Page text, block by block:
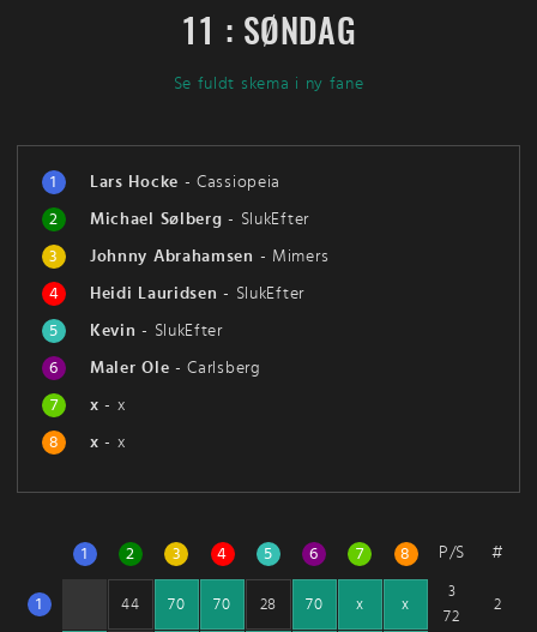
11 : SØNDAG
Se fuldt skema i ny fane
1 Lars Hocke -Cassiopeia
2
Michael Sølberg - SlukEfter
3
Johnny Abrahamsen - Mimers
4
Heidi Lauridsen - SlukEfter
5
Kevin - SlukEfter
6
Maler Ole -Carlsberg
7
x - x
8
x - x
1 2 3 4 5 6 7 8 P/S #
1 44 70 70 28 70 x x
3
72
2